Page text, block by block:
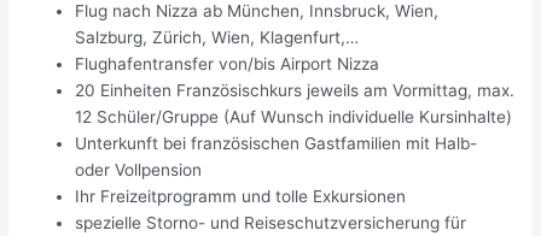
Flug nach Nizza ab München, Innsbruck, Wien,
Salzburg, Zürich, Wien, Klagenfurt,…
Flughafentransfer von/bis Airport Nizza
20 Einheiten Französischkurs jeweils am Vormittag, max.
12 Schüler/Gruppe (Auf Wunsch individuelle Kursinhalte)
Unterkunft bei französischen Gastfamilien mit Halb-
oder Vollpension
Ihr Freizeitprogramm und tolle Exkursionen
spezielle Storno- und Reiseschutzversicherung für